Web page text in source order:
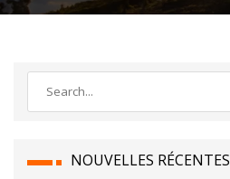
NOUVELLES RÉCENTES